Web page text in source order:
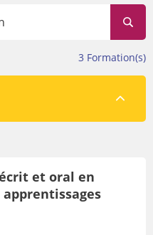
connaissance des
3 Formation(s)
et oral en